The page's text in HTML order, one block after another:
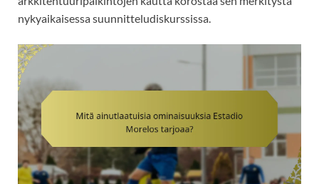
nykyaikaisessa suunnitteludiskurssissa.